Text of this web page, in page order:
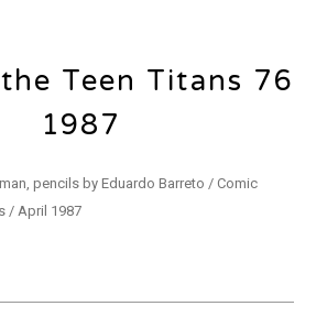
Teen Titans 76
1987
pencils by Eduardo Barreto / Comic
/ April 1987